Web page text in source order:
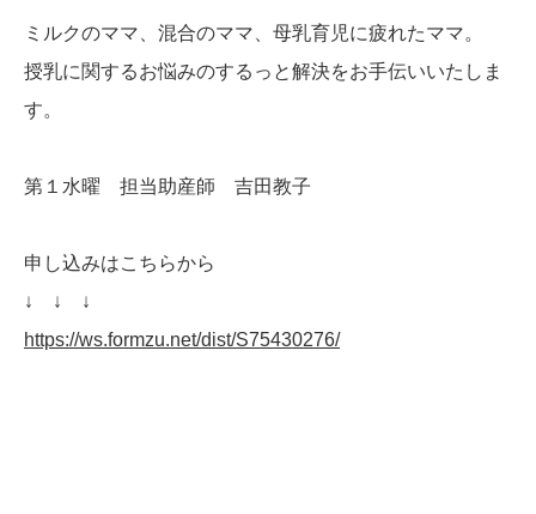
ミルクのママ、混合のママ、母乳育児に疲れたママ。
授乳に関するお悩みのするっと解決をお手伝いいたしま
す。
第１水曜 担当助産師 吉田教子
申し込みはこちらから
↓ ↓ ↓
https://ws.formzu.net/dist/S75430276/